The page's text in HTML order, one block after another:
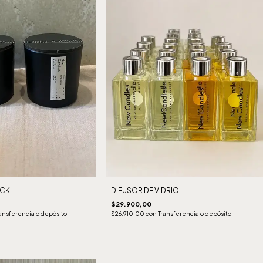
o depósito
DIFUSOR DE VIDRIO
$29.900,00
$26.910,00con Transferencia o depósito